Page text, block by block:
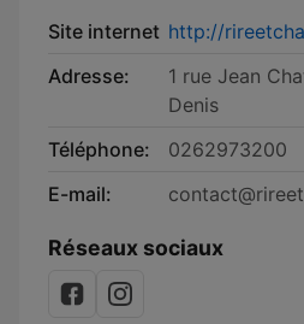
Site internet http://
Adresse:
1 rue Jean
Denis
Téléphone:
0262973200
E-mail:
Réseaux sociaux